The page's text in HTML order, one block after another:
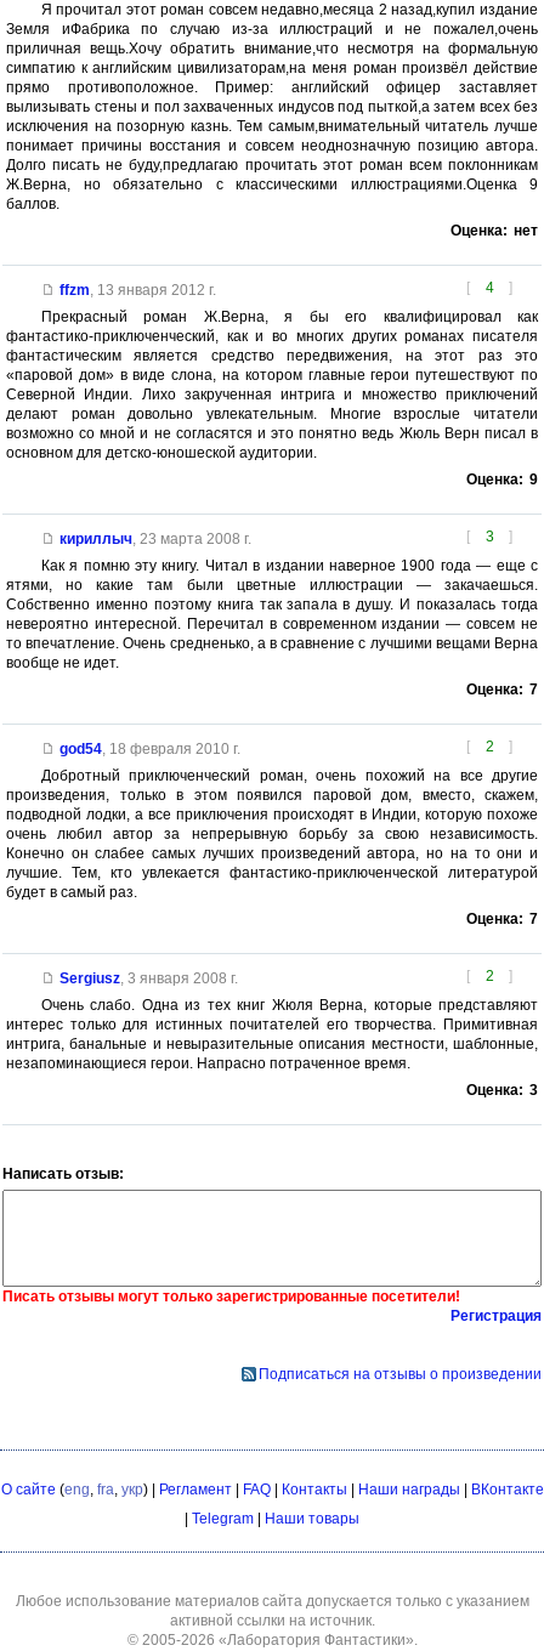
Я прочитал этот роман совсем недавно,месяца 2 назад,купил издание
Земля иФабрика по случаю из-за иллюстраций и не пожалел,очень
приличная вещь.Хочу обратить внимание,что несмотря на формальную
симпатию к английским цивилизаторам,на меня роман произвёл действие
прямо противоположное. Пример: английский офицер заставляет
вылизывать стены и пол захваченных индусов под пыткой,а затем всех без
исключения на позорную казнь. Тем самым,внимательный читатель лучше
понимает причины восстания и совсем неоднозначную позицию автора.
Долго писать не буду,предлагаю прочитать этот роман всем поклонникам
Ж.Верна, но обязательно с классическими иллюстрациями.Оценка 9
баллов.
Оценка: нет
[ 4 ]
ffzm, 13 января 2012 г.
Прекрасный роман Ж.Верна, я бы его квалифицировал как
фантастико-приключенческий, как и во многих других романах писателя
фантастическим является средство передвижения, на этот раз это
«паровой дом» в виде слона, на котором главные герои путешествуют по
Северной Индии. Лихо закрученная интрига и множество приключений
делают роман довольно увлекательным. Многие взрослые читатели
возможно со мной и не согласятся и это понятно ведь Жюль Верн писал в
основном для детско-юношеской аудитории.
Оценка: 9
[ 3 ]
кириллыч, 23 марта 2008 г.
Как я помню эту книгу. Читал в издании наверное 1900 года — еще с
ятями, но какие там были цветные иллюстрации — закачаешься.
Собственно именно поэтому книга так запала в душу. И показалась тогда
невероятно интересной. Перечитал в современном издании — совсем не
то впечатление. Очень средненько, а в сравнение с лучшими вещами Верна
вообще не идет.
Оценка: 7
[ 2 ]
god54, 18 февраля 2010 г.
Добротный приключенческий роман, очень похожий на все другие
произведения, только в этом появился паровой дом, вместо, скажем,
подводной лодки, а все приключения происходят в Индии, которую похоже
очень любил автор за непрерывную борьбу за свою независимость.
Конечно он слабее самых лучших произведений автора, но на то они и
лучшие. Тем, кто увлекается фантастико-приключенческой литературой
будет в самый раз.
Оценка: 7
[ 2 ]
Sergiusz, 3 января 2008 г.
Очень слабо. Одна из тех книг Жюля Верна, которые представляют
интерес только для истинных почитателей его творчества. Примитивная
интрига, банальные и невыразительные описания местности, шаблонные,
незапоминающиеся герои. Напрасно потраченное время.
Оценка: 3
Написать отзыв:
Писать отзывы могут только зарегистрированные посетители!
Регистрация
Подписаться на отзывы о произведении
О сайте (eng, fra, укр) | Регламент| FAQ| Контакты Наши награды
ВКонтакте
Telegram Наши товары
Любое использование материалов сайта допускается только с указанием
активной ссылки на источник.
© 2005-2026 «Лаборатория Фантастики».